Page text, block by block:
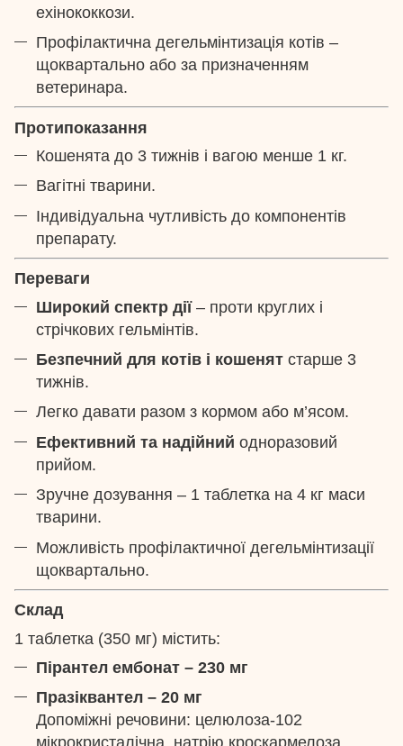
ехінококкози.
Профілактична дегельмінтизація котів –
щоквартально або за призначенням
ветеринара.
Протипоказання
Кошенята до 3 тижнів і вагою менше 1 кг.
Вагітні тварини.
Індивідуальна чутливість до компонентів
препарату.
Переваги
Широкий спектр дії– проти круглих і
стрічкових гельмінтів.
Безпечний для котів і кошенят старше 3
тижнів.
Легко давати разом з кормом або м’ясом.
Ефективний та надійний одноразовий
прийом.
Зручне дозування – 1 таблетка на 4 кг маси
тварини.
Можливість профілактичної дегельмінтизації
щоквартально.
Склад
1 таблетка (350 мг) містить:
Пірантел ембонат – 230 мг
Празіквантел – 20 мг
Допоміжні речовини: целюлоза-102
мікрокристалічна, натрію кроскармелоза,